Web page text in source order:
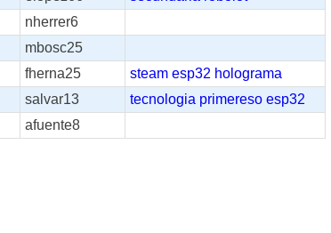
nherrer6
mbosc25
fherna25 steam esp32 holograma
salvar13 tecnologia primereso esp32
afuente8